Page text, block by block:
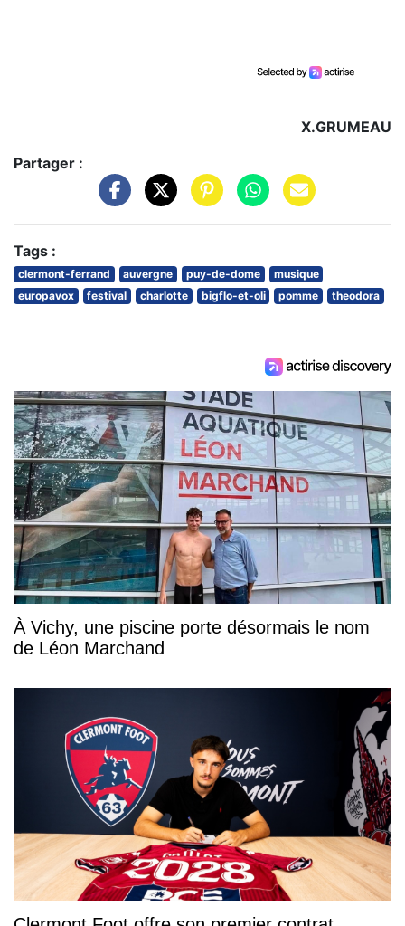
X.GRUMEAU
Partager :
Tags :
clermont-ferrand auvergne puy-de-dome
musique
europavox
festival charlotte bigflo-et-oli pomme theodora
À Vichy, une piscine porte désormais le nom
de Léon Marchand